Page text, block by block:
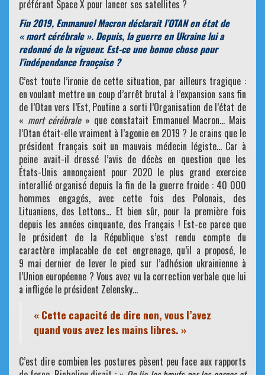
préférant Space X pour lancer ses satellites ?
Fin 2019, Emmanuel Macron déclarait l’OTAN en état de
« mort cérébrale ». Depuis, la guerre en Ukraine lui a
redonné de la vigueur. Est-ce une bonne chose pour
l’indépendance française ?
C’est toute l’ironie de cette situation, par ailleurs tragique :
en voulant mettre un coup d’arrêt brutal à l’expansion sans fin
de l’Otan vers l’Est, Poutine a sorti l’Organisation de l’état de
« mort cérébrale» que constatait Emmanuel Macron… Mais
l’Otan était-elle vraiment à l’agonie en 2019 ? Je crains que le
président français soit un mauvais médecin légiste… Car à
peine avait-il dressé l’avis de décès en question que les
États-Unis annonçaient pour 2020 le plus grand exercice
interallié organisé depuis la fin de la guerre froide : 40 000
hommes engagés, avec cette fois des Polonais, des
Lituaniens, des Lettons… Et bien sûr, pour la première fois
depuis les années cinquante, des Français ! Est-ce parce que
le président de la République s’est rendu compte du
caractère implacable de cet engrenage, qu’il a proposé, le
9 mai dernier de lever le pied sur l’adhésion ukrainienne à
l’Union européenne ? Vous avez vu la correction verbale que lui
a infligée le président Zelensky…
« Cette capacité de dire non, vous l’avez
quand vous avez les mains libres. »
C’est dire combien les postures pèsent peu face aux rapports